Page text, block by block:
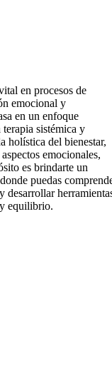
en procesos de
emocional y
en un enfoque
sistémica y
holística del bienestar,
emocionales,
es brindarte un
puedas
desarrollar
equilibrio.